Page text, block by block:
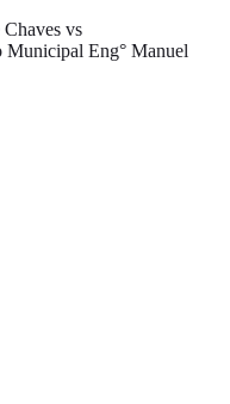
vs
Municipal Eng° Manuel